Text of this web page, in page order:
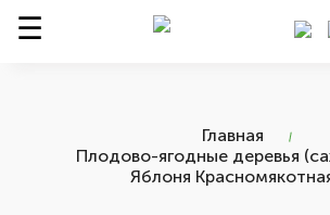
Главная
Плодово-ягодные деревья
Яблоня